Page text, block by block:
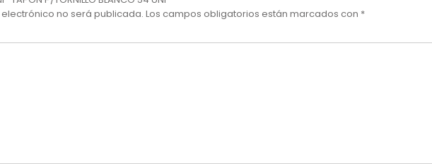
no será publicada. Los campos obligatorios están marcados con *